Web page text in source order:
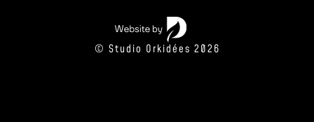
© Studio Orkidées 2026